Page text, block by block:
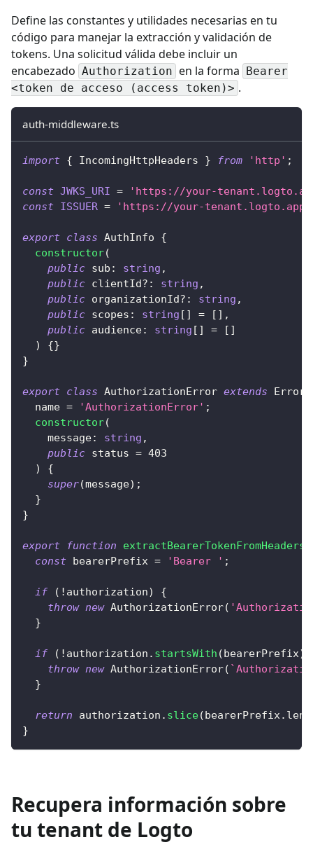
Define las constantes y utilidades necesarias en tu
código para manejar la extracción y validación de
tokens. Una solicitud válida debe incluir un
encabezado Authorization en la forma
Bearer
<token de acceso (access token)> .
auth-middleware.ts
import { IncomingHttpHeaders } from 'http' ;
const JWKS_URI =
'https://your-
const ISSUER = 'https://your-
export class AuthInfo
{
constructor(
public sub : string ,
public clientId? : string ,
public organizationId? : string ,
public scopes : string [ ] = [ ] ,
public audience: string [ ] = [ ]
)
{}
}
export class AuthorizationError extends Error
  name
= 'AuthorizationError' ;
constructor(
    message
: string ,
public status = 403
)
{
super(message) ;
}
}
export function extractBearerTokenFromHeaders
const bearerPrefix = 'Bearer ' ;
if ( ! authorization)
{
throw new AuthorizationError(
}
if ( ! authorization . startsWith (bearerPrefix)
throw new AuthorizationError( `
}
return authorization . slice(bearerPrefix .
}
Recupera información sobre
tu tenant de Logto